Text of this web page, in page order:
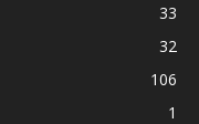
33
32
106
1